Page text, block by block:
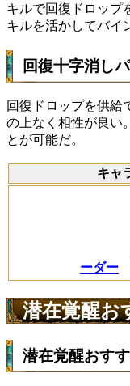
キルで回復ドロップ
キルを活かしてバイ
回復十字消し
回復ドロップを供給
の上なく相性が良い。
とが可能だ。
キャ
ーダー
潜在覚醒お
潜在覚醒おす